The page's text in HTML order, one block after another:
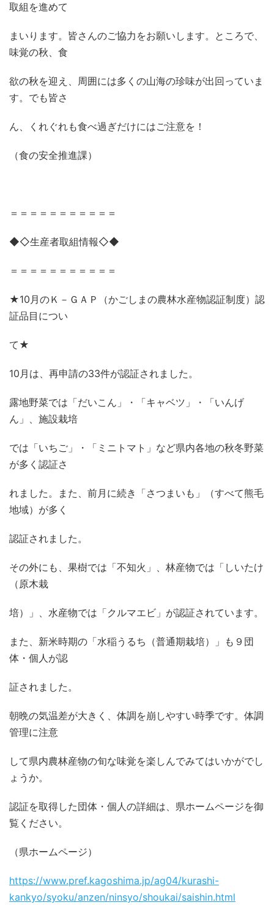
取組を進めて
まいります。皆さんのご協力をお願いします。ところで、
味覚の秋、食
欲の秋を迎え、周囲には多くの山海の珍味が出回っていま
す。でも皆さ
ん、くれぐれも食べ過ぎだけにはご注意を！
（食の安全推進課）
＝＝＝＝＝＝＝＝＝＝＝
◆◇生産者取組情報◇◆
＝＝＝＝＝＝＝＝＝＝＝
★10月のＫ－ＧＡＰ（かごしまの農林水産物認証制度）認
証品目につい
て★
10月は、再申請の33件が認証されました。
露地野菜では「だいこん」・「キャベツ」・「いんげ
ん」、施設栽培
では「いちご」・「ミニトマト」など県内各地の秋冬野菜
が多く認証さ
れました。また、前月に続き「さつまいも」（すべて熊毛
地域）が多く
認証されました。
その外にも、果樹では「不知火」、林産物では「しいたけ
（原木栽
培）」、水産物では「クルマエビ」が認証されています。
また、新米時期の「水稲うるち（普通期栽培）」も９団
体・個人が認
証されました。
朝晩の気温差が大きく、体調を崩しやすい時季です。体調
管理に注意
して県内農林産物の旬な味覚を楽しんでみてはいかがでし
ょうか。
認証を取得した団体・個人の詳細は、県ホームページを御
覧ください。
（県ホームページ）
https://www.pref.kagoshima.jp/ag04/kurashi-
kankyo/syoku/anzen/ninsyo/shoukai/saishin.html